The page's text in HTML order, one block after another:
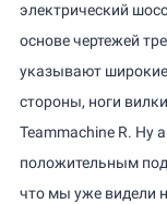
электрический
основе чертежей
указывают
стороны, ноги
Teammachine R. Ну
положительным
что мы уже видели